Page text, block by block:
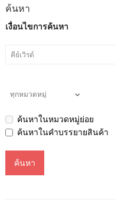
ค้นหา
เงื่อนไขการค้นหา
ค้นหาในหมวดหมู่ย่อย
ค้นหาในคำบรรยายสินค้า